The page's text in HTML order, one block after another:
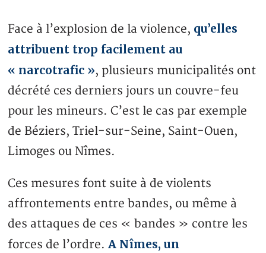
Face à l’explosion de la violence, qu’elles
attribuent trop facilement au
« narcotrafic », plusieurs municipalités ont
décrété ces derniers jours un couvre-feu
pour les mineurs. C’est le cas par exemple
de Béziers, Triel-sur-Seine, Saint-Ouen,
Limoges ou Nîmes.
Ces mesures font suite à de violents
affrontements entre bandes, ou même à
des attaques de ces « bandes » contre les
forces de l’ordre.A Nîmes, un